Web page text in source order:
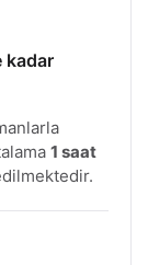
kadar
1 saat